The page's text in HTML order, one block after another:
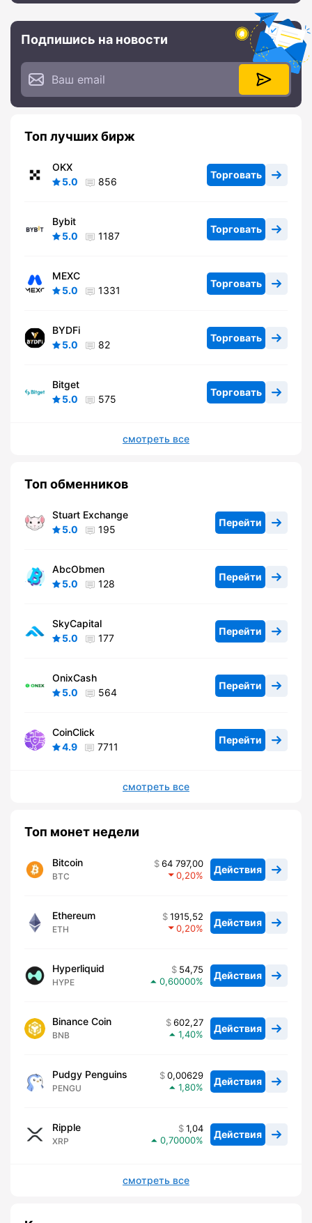
Подпишись на новости
Топ лучших бирж
OKX
5.0
856
Торговать
Bybit
5.0
1187
Торговать
MEXC
5.0
1331
Торговать
BYDFi
5.0
82
Торговать
Bitget
5.0
575
Торговать
смотреть все
Топ обменников
Stuart Exchange
5.0
195
Перейти
AbcObmen
5.0
128
Перейти
SkyCapital
5.0
177
Перейти
OnixCash
5.0
564
Перейти
CoinClick
4.9
7711
Перейти
смотреть все
Топ монет недели
Bitcoin
BTC
64 797,00
0,20
Действия
Ethereum
ETH
1915,52
0,20
Действия
Hyperliquid
HYPE
54,75
0,60000
Действия
Binance Coin
BNB
602,27
1,40
Действия
Pudgy Penguins
PENGU
0,00629
1,80
Действия
Ripple
XRP
1,04
0,70000
Действия
смотреть все